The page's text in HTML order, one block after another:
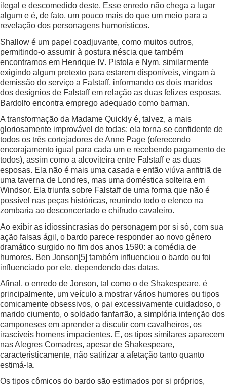
ilegal e descomedido deste. Esse enredo não chega a lugar
algum e é, de fato, um pouco mais do que um meio para a
revelação dos personagens humorísticos.
Shallow é um papel coadjuvante, como muitos outros,
permitindo-o assumir à postura néscia que também
encontramos em Henrique IV. Pistola e Nym, similarmente
exigindo algum pretexto para estarem disponíveis, vingam à
demissão do serviço a Falstaff, informando os dois maridos
dos desígnios de Falstaff em relação as duas felizes esposas.
Bardolfo encontra emprego adequado como barman.
A transformação da Madame Quickly é, talvez, a mais
gloriosamente improvável de todas: ela torna-se confidente de
todos os três cortejadores de Anne Page (oferecendo
encorajamento igual para cada um e recebendo pagamento de
todos), assim como a alcoviteira entre Falstaff e as duas
esposas. Ela não é mais uma casada e então viúva anfitriã de
uma taverna de Londres, mas uma doméstica solteira em
Windsor. Ela triunfa sobre Falstaff de uma forma que não é
possível nas peças históricas, reunindo todo o elenco na
zombaria ao desconcertado e chifrudo cavaleiro.
Ao exibir as idiossincrasias do personagem por si só, com sua
ação falsas ágil, o bardo parece responder ao novo gênero
dramático surgido no fim dos anos 1590: a comédia de
humores. Ben Jonson[5] também influenciou o bardo ou foi
influenciado por ele, dependendo das datas.
Afinal, o enredo de Jonson, tal como o de Shakespeare, é
principalmente, um veículo a mostrar vários humores ou tipos
comicamente obsessivos, o pai excessivamente cuidadoso, o
marido ciumento, o soldado fanfarrão, a simplória intenção dos
camponeses em aprender a discutir com cavalheiros, os
irascíveis homens impacientes. E, os tipos similares aparecem
nas Alegres Comadres, apesar de Shakespeare,
caracteristicamente, não satirizar a afetação tanto quanto
estimá-la.
Os tipos cômicos do bardo são estimados por si próprios,